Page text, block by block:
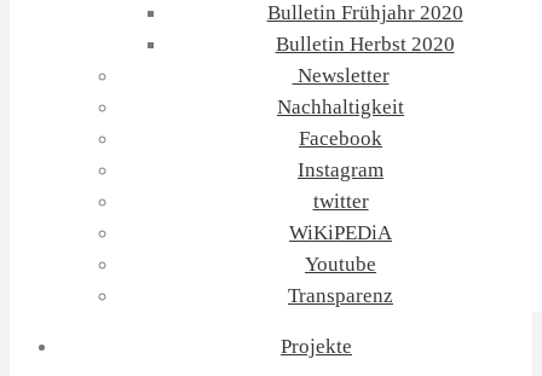
Bulletin Frühjahr 2020
Bulletin Herbst 2020
Newsletter
Nachhaltigkeit
Facebook
Instagram
twitter
WiKiPEDiA
Youtube
Transparenz
Projekte